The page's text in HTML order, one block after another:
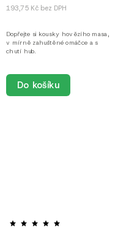
193,75 Kč bez DPH
Do košíku
Dopřejte si kousky hovězího masa,
v mírně zahuštěné omáčce a s
chutí hub.